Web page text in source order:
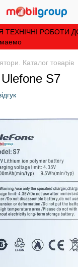
ТЕХНІЧНІ РОБОТИ
Каталог товарів
S7